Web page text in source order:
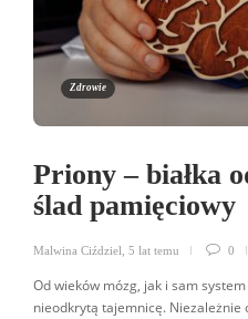
Zdrowie
Priony – białka
ślad pamięciowy
Malwina Ciździel 5 lat temu 0
Od wieków mózg, jak i sam
nieodkrytą tajemnicę. Niezależnie